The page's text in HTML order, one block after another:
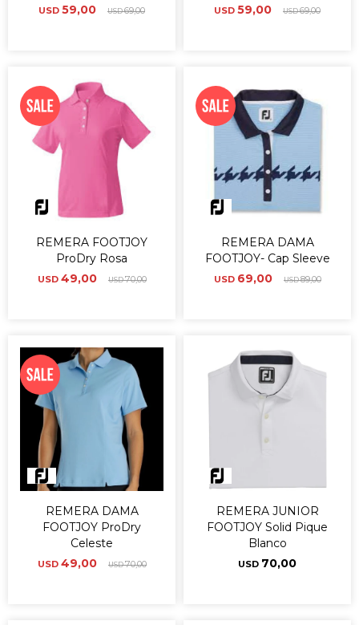
USD 59,00 USD69,00 USD 59,00 USD69,00
REMERA FOOTJOY
ProDry Rosa
USD 49,00 USD70,00
REMERA DAMA
FOOTJOY- Cap Sleeve
USD 69,00 USD89,00
REMERA DAMA
FOOTJOY ProDry
Celeste
USD 49,00 USD70,00
REMERA JUNIOR
FOOTJOY Solid Pique
Blanco
USD 70,00